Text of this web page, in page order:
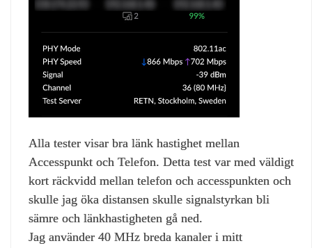
Alla tester visar bra länk hastighet mellan
Accesspunkt och Telefon. Detta test var med väldigt
kort räckvidd mellan telefon och accesspunkten och
skulle jag öka distansen skulle signalstyrkan bli
sämre och länkhastigheten gå ned.
Jag använder 40 MHz breda kanaler i mitt